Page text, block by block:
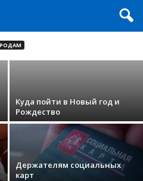
детей против
Куда пойти в Новый год и
Рождество
Держателям социальных
карт